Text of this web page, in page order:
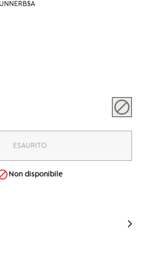
ESAURITO
Non disponibile